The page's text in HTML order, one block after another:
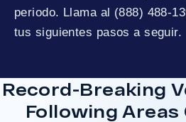
periodo. Llama al (888) 488-
tus siguientes pasos a seguir.
Record-Breaking
Following Areas